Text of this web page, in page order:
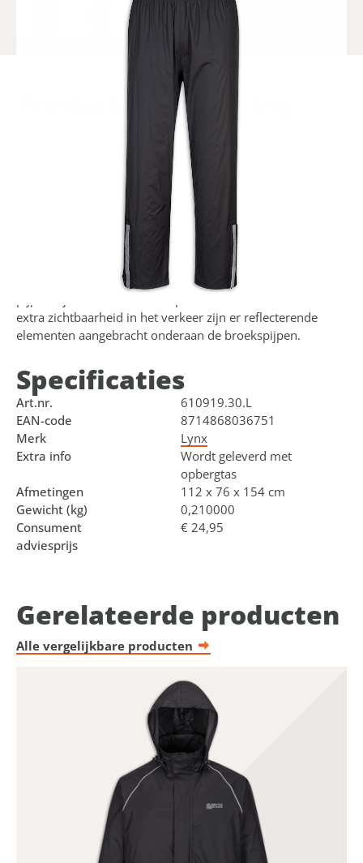
Product­omschrijving
Met deze zwarte Dry en Go regenbroek van Lynx in maat L,
is het zorgeloos fietsen door de regen. De regenbroek is
namelijk waterdicht, dankzij het nylon materiaal en de
getapete naden. Ook niet onbelangrijk, nylon heeft een
goed ademend vermogen, wat zorgt voor een goede
ventilatie. De regenbroek is makkelijk aan en uit te trekken
dankzij de lange ritsen aan de onderzijde van de
broekspijpen. Over deze rits loopt een klittenbandsluiting
voor maximale waterdichtheid. De openingen van de
extra zichtbaarheid in het verkeer zijn er reflecterende
elementen aangebracht onderaan de broekspijpen.
Specificaties
Art.nr.
610919.30.L
EAN-code
8714868036751
Merk
Lynx
Extra info
Wordt geleverd met
opbergtas
Afmetingen
112 x 76 x 154 cm
Gewicht (kg)
0,210000
Consument
adviesprijs
€ 24,95
Gerelateerde producten
Alle vergelijkbare producten